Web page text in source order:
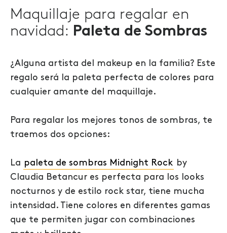
Maquillaje para regalar en
navidad: Paleta de Sombras
¿Alguna artista del makeup en la familia? Este
regalo será la paleta perfecta de colores para
cualquier amante del maquillaje.
Para regalar los mejores tonos de sombras, te
traemos dos opciones:
La paleta de sombras Midnight Rock by
Claudia Betancur es perfecta para los looks
nocturnos y de estilo rock star, tiene mucha
intensidad. Tiene colores en diferentes gamas
que te permiten jugar con combinaciones